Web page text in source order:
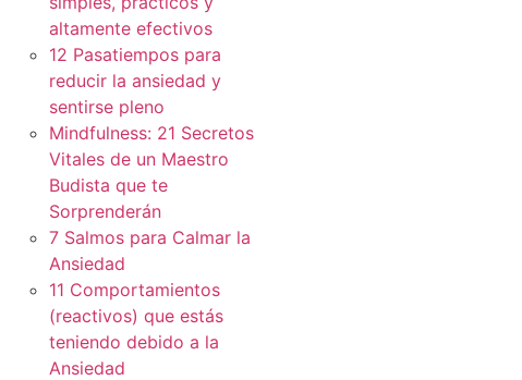
altamente efectivos
12 Pasatiempos para
reducir la ansiedad y
sentirse pleno
Mindfulness: 21 Secretos
Vitales de un Maestro
Budista que te
Sorprenderán
7 Salmos para Calmar la
Ansiedad
11 Comportamientos
(reactivos) que estás
teniendo debido a la
Ansiedad